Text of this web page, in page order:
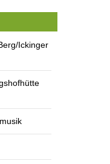
Ickinger